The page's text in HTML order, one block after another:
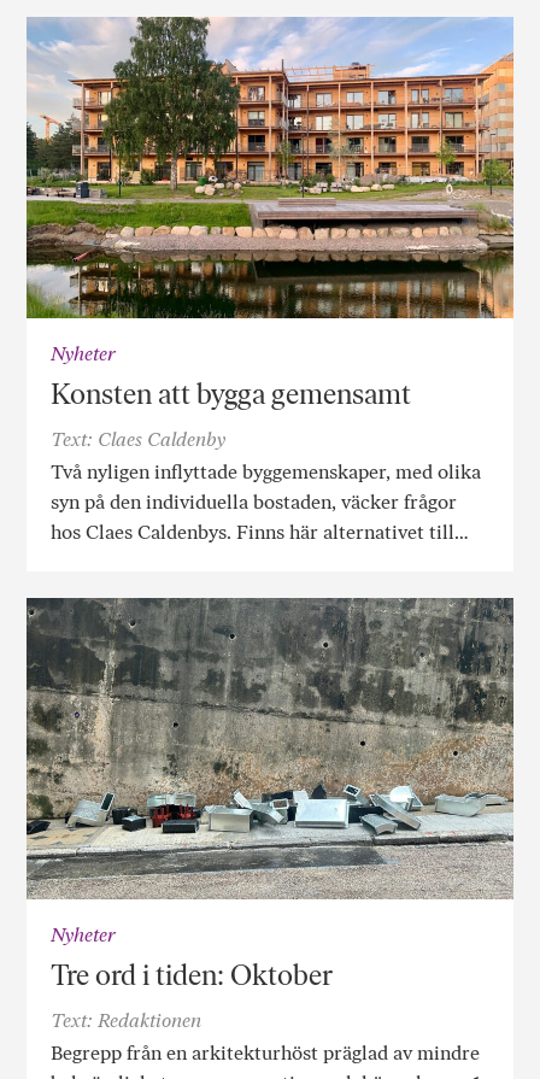
Nyheter
Konsten att bygga gemensamt
Text: Claes Caldenby
Två nyligen inflyttade byggemenskaper, med olika
syn på den individuella bostaden, väcker frågor
hos Claes Caldenbys. Finns här alternativet till…
Nyheter
Tre ord i tiden: Oktober
Text: Redaktionen
Begrepp från en arkitekturhöst präglad av mindre